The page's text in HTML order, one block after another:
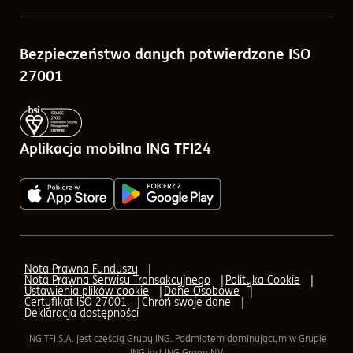
Tabele opłat
Zlecenia w ramach ING TFI24
Porównywarka funduszy
Kalkulatory
Pytania i odpowiedzi
AML (Przeciwdziałanie praniu pieniędzy)
AML - formularz elektroniczny
Aplikacja mobilna ING TFI24
Bezpieczeństwo danych potwierdzone ISO
27001
Aplikacja mobilna ING TFI24
Nota Prawna Funduszy
Nota Prawna Serwisu Transakcyjnego Polityka Cookie
Ustawienia plików cookie Dane Osobowe
Certyfikat ISO 27001 Chroń swoje dane
Deklaracja dostępności
ING TFI S.A. jest częścią Grupy ING. Podmiotem dominującym w Grupie